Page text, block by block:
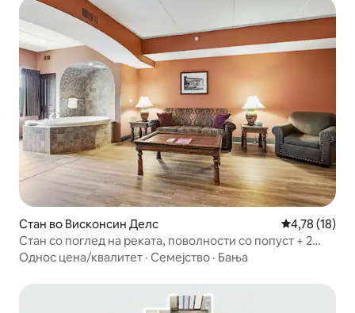
Стан во Висконсин Делс Просечна
4,78 (18)
Стан со поглед на реката, поволности со попуст + 2
камини
Однос цена/квалитет · Семејство · Бања